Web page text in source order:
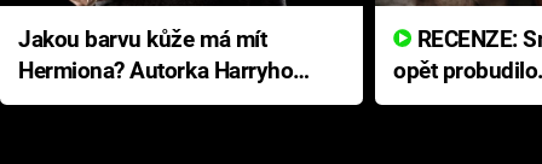
Jakou barvu kůže má mít
Hermiona? Autorka Harryho
Pottera přišla s ráznou
opět
přichází s